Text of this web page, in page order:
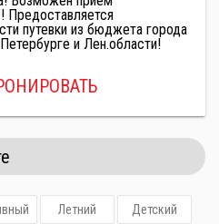
Предоставляется
путевки из бюджета города
и Лен.области!
Летний Детский